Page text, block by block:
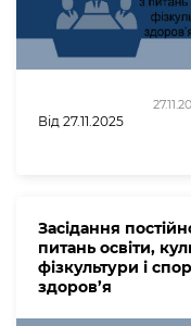
Від 27.11.2025
Засідання
питань освіти,
фізкультури і
здоров’я